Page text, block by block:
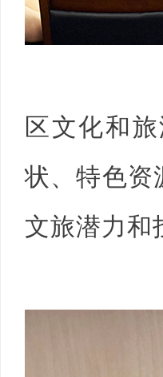
区文化和
状、特色资
文旅潜力和